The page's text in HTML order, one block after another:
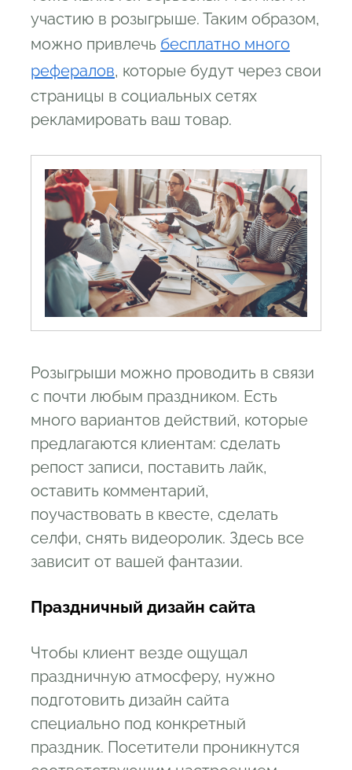
участию в розыгрыше. Таким образом,
можно привлечь бесплатно много
рефералов, которые будут через свои
страницы в социальных сетях
рекламировать ваш товар.
Розыгрыши можно проводить в связи
с почти любым праздником. Есть
много вариантов действий, которые
предлагаются клиентам: сделать
репост записи, поставить лайк,
оставить комментарий,
поучаствовать в квесте, сделать
селфи, снять видеоролик. Здесь все
зависит от вашей фантазии.
Праздничный дизайн сайта
Чтобы клиент везде ощущал
праздничную атмосферу, нужно
подготовить дизайн сайта
специально под конкретный
праздник. Посетители проникнутся